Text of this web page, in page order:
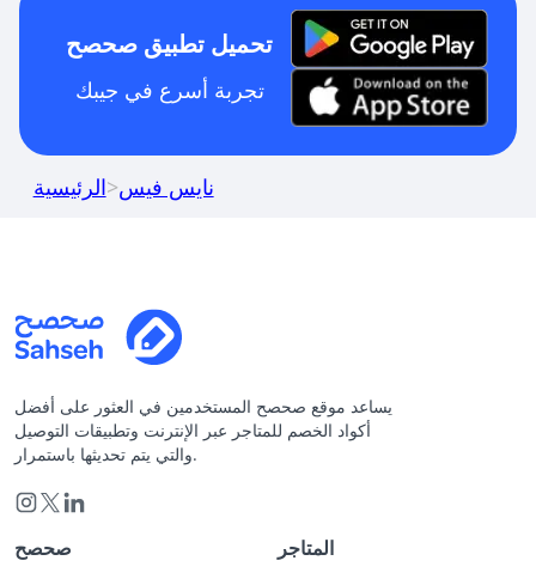
تحميل تطبيق صحصح
تجربة أسرع في جيبك
الرئيسية>نايس فيس
يساعد موقع صحصح المستخدمين في العثور على أفضل
أكواد الخصم للمتاجر عبر الإنترنت وتطبيقات التوصيل
والتي يتم تحديثها باستمرار.
صحصح المتاجر